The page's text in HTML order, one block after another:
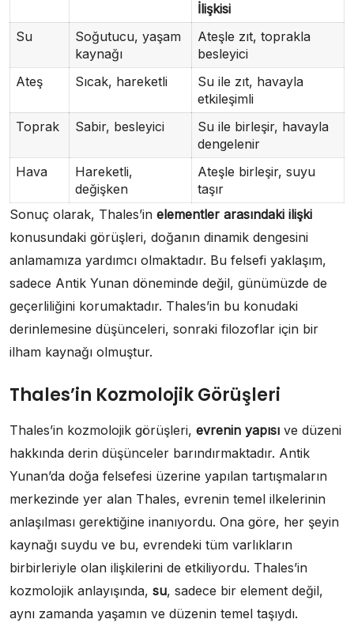
İlişkisi
Su
Soğutucu, yaşam
kaynağı
Ateşle zıt, toprakla
besleyici
Ateş
Sıcak, hareketli
Su ile zıt, havayla
etkileşimli
Toprak
Sabir, besleyici
Su ile birleşir, havayla
dengelenir
Hava
Hareketli,
değişken
Ateşle birleşir, suyu
taşır
Sonuç olarak, Thales’in elementler arasındaki ilişki
konusundaki görüşleri, doğanın dinamik dengesini
anlamamıza yardımcı olmaktadır. Bu felsefi yaklaşım,
sadece Antik Yunan döneminde değil, günümüzde de
geçerliliğini korumaktadır. Thales’in bu konudaki
derinlemesine düşünceleri, sonraki filozoflar için bir
ilham kaynağı olmuştur.
Thales’in Kozmolojik Görüşleri
Thales’in kozmolojik görüşleri, evrenin yapısı ve düzeni
hakkında derin düşünceler barındırmaktadır. Antik
Yunan’da doğa felsefesi üzerine yapılan tartışmaların
merkezinde yer alan Thales, evrenin temel ilkelerinin
anlaşılması gerektiğine inanıyordu. Ona göre, her şeyin
kaynağı suydu ve bu, evrendeki tüm varlıkların
birbirleriyle olan ilişkilerini de etkiliyordu. Thales’in
kozmolojik anlayışında, su, sadece bir element değil,
aynı zamanda yaşamın ve düzenin temel taşıydı.